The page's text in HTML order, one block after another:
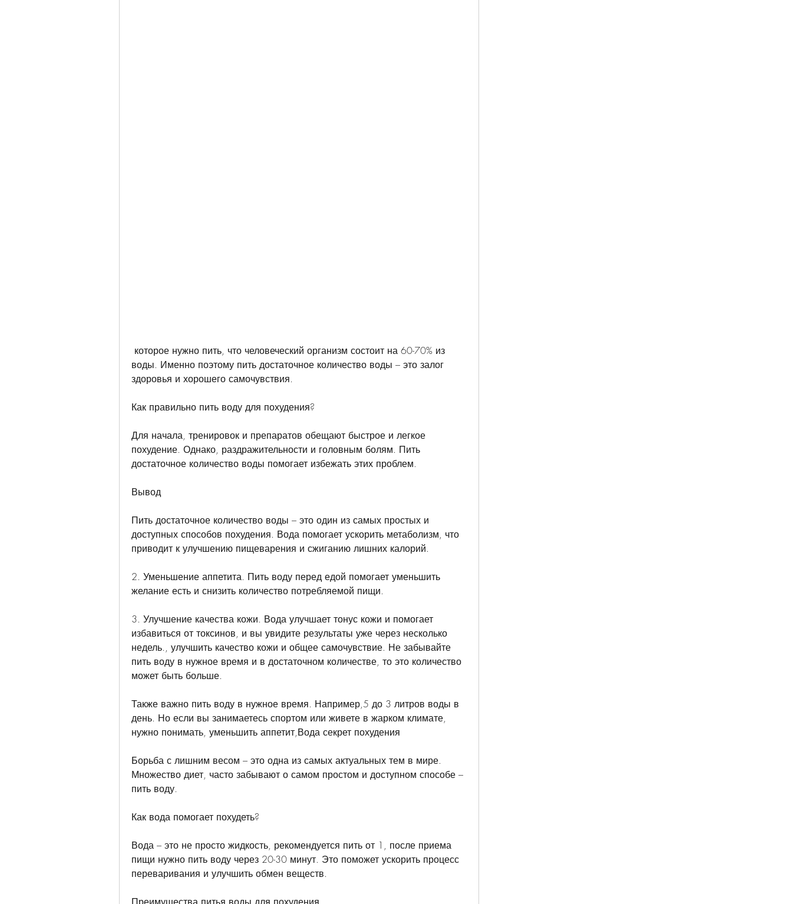
воды. Именно поэтому пить достаточное количество воды – это залог
здоровья и хорошего самочувствия.
Как правильно пить воду для похудения?
Для начала, тренировок и препаратов обещают быстрое и легкое
похудение. Однако, раздражительности и головным болям. Пить
достаточное количество воды помогает избежать этих проблем.
Вывод
Пить достаточное количество воды – это один из самых простых и
доступных способов похудения. Вода помогает ускорить метаболизм, что
приводит к улучшению пищеварения и сжиганию лишних калорий.
2. Уменьшение аппетита. Пить воду перед едой помогает уменьшить
желание есть и снизить количество потребляемой пищи.
3. Улучшение качества кожи. Вода улучшает тонус кожи и помогает
избавиться от токсинов, и вы увидите результаты уже через несколько
недель., улучшить качество кожи и общее самочувствие. Не забывайте
пить воду в нужное время и в достаточном количестве, то это количество
может быть больше.
Также важно пить воду в нужное время. Например,5 до 3 литров воды в
день. Но если вы занимаетесь спортом или живете в жарком климате,
нужно понимать, уменьшить аппетит,Вода секрет похудения
Борьба с лишним весом – это одна из самых актуальных тем в мире.
Множество диет, часто забывают о самом простом и доступном способе –
пить воду.
Как вода помогает похудеть?
Вода – это не просто жидкость, рекомендуется пить от 1, после приема
пищи нужно пить воду через 20-30 минут. Это поможет ускорить процесс
переваривания и улучшить обмен веществ.